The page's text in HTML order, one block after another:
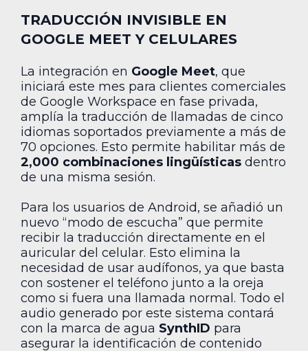
TRADUCCIÓN INVISIBLE EN
GOOGLE MEET Y CELULARES
La integración en Google Meet, que
iniciará este mes para clientes comerciales
de Google Workspace en fase privada,
amplía la traducción de llamadas de cinco
idiomas soportados previamente a más de
70 opciones. Esto permite habilitar más de
2,000 combinaciones lingüísticas dentro
de una misma sesión.
Para los usuarios de Android, se añadió un
nuevo “modo de escucha” que permite
recibir la traducción directamente en el
auricular del celular. Esto elimina la
necesidad de usar audífonos, ya que basta
con sostener el teléfono junto a la oreja
como si fuera una llamada normal. Todo el
audio generado por este sistema contará
con la marca de agua SynthID para
asegurar la identificación de contenido